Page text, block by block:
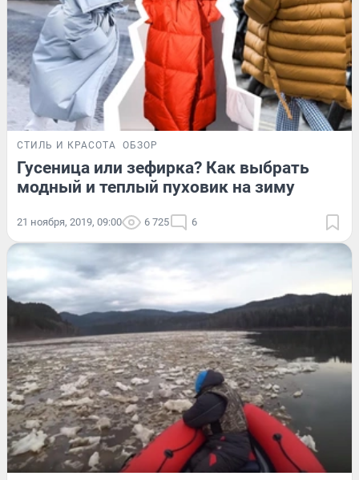
СТИЛЬ И КРАСОТА ОБЗОР
Гусеница или зефирка? Как выбрать
модный и теплый пуховик на зиму
21 ноября, 2019, 09:00 6 725 6